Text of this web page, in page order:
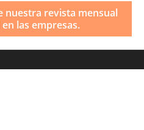
nuestra revista mensual
las empresas.